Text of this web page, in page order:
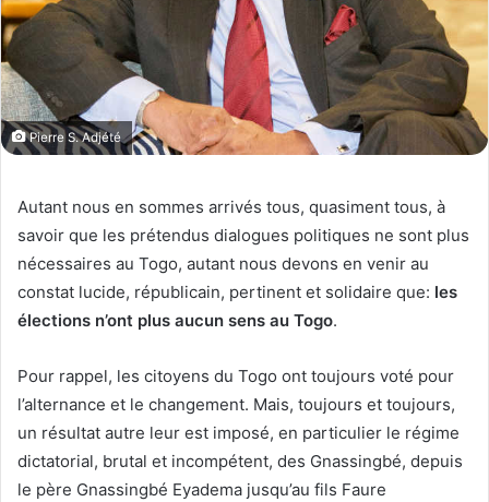
Pierre S. Adjété
Autant nous en sommes arrivés tous, quasiment tous, à
savoir que les prétendus dialogues politiques ne sont plus
nécessaires au Togo, autant nous devons en venir au
constat lucide, républicain, pertinent et solidaire que: les
élections n’ont plus aucun sens au Togo.
Pour rappel, les citoyens du Togo ont toujours voté pour
l’alternance et le changement. Mais, toujours et toujours,
un résultat autre leur est imposé, en particulier le régime
dictatorial, brutal et incompétent, des Gnassingbé, depuis
le père Gnassingbé Eyadema jusqu’au fils Faure